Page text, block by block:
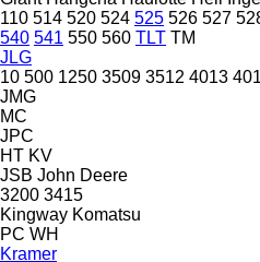
110 514 520 524 525 526 527
540 541 550 560 TLT TM
JLG
10 500 1250 3509 3512 4013
JMG
MC
JPC
HT KV
JSB John Deere
3200 3415
Kingway Komatsu
PC WH
Kramer